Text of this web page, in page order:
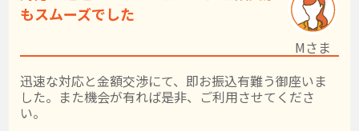
もスムーズでした
迅速な対応と金額交渉にて、即お振込有難う御座いま
した。また機会が有れば是非、ご利用させてくださ
い。
Mさま